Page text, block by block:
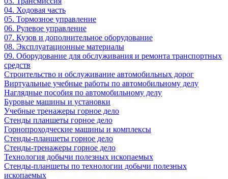
04. Ходовая часть
05. Тормозное управление
06. Рулевое управление
07. Кузов и дополнительное оборудование
08. Эксплуатационные материалы
09. Оборудование для обслуживания и ремонта транспортных
средств
Строительство и обслуживание автомобильных дорог
Виртуальные учебные работы по автомобильному делу
Наглядные пособия по автомобильному делу
Буровые машины и установки
Учебные тренажеры горное дело
Стенды планшеты горное дело
Горнопроходческие машины и комплексы
Стенды-планшеты горное дело
Стенды-тренажеры горное дело
Технология добычи полезных ископаемых
Стенды-планшеты по технологии добычи полезных
ископаемых